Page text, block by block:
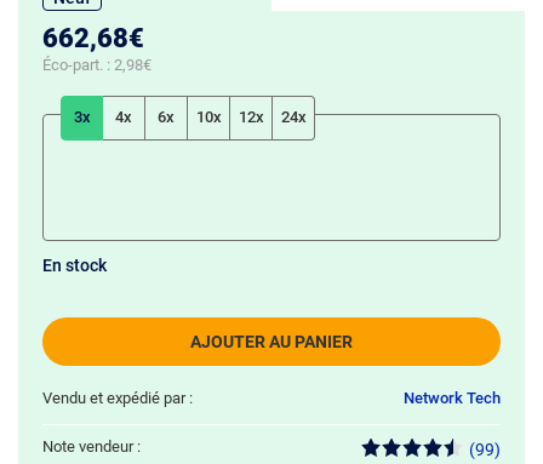
662,68€
Éco-part. : 2,98€
3x 4x 6x 10x 12x 24x
AJOUTER AU PANIER
En stock
Vendu et expédié par : Network Tech
Note vendeur : (99)